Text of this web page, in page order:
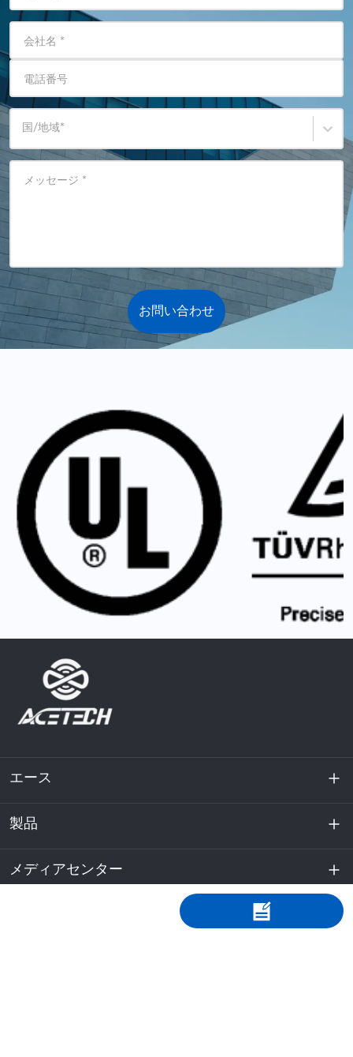
会社名 *
電話番号
国/地域*
メッセージ *
お問い合わせ
エース
私たちに関しては
持続可能性
製品
エネルギー貯蔵
データセンターおよびサーバー室
メディアセンター